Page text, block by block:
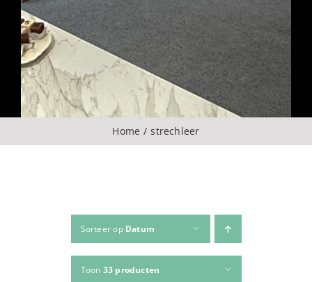
Over ons
CONTACT
Home strechleer
Sorteer op Datum
Toon 33 producten